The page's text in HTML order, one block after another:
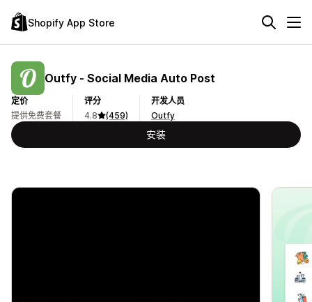
Shopify App Store
Outfy ‑ Social Media Auto Post
定价
提供免费套餐
评分
4.8
(459)
开发人员
Outfy
安装